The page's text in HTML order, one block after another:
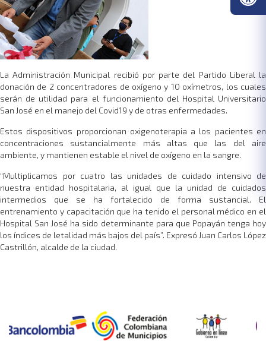
La Administración Municipal recibió por parte del Partido Liberal la
donación de 2 concentradores de oxígeno y 10 oxímetros, los cuales
serán de utilidad para el funcionamiento del Hospital Universitario
San José en el manejo del Covid19 y de otras enfermedades.
Estos dispositivos proporcionan oxigenoterapia a los pacientes en
concentraciones sustancialmente más altas que las del aire
ambiente, y mantienen estable el nivel de oxígeno en la sangre.
“Multiplicamos por cuatro las unidades de cuidado intensivo de
nuestra entidad hospitalaria, al igual que la unidad de cuidados
intermedios que se ha fortalecido de forma sustancial. El
entrenamiento y capacitación que ha tenido el personal médico en el
Hospital San José ha sido determinante para que Popayán tenga hoy
los índices de letalidad más bajos del país”. Expresó Juan Carlos López
Castrillón, alcalde de la ciudad.